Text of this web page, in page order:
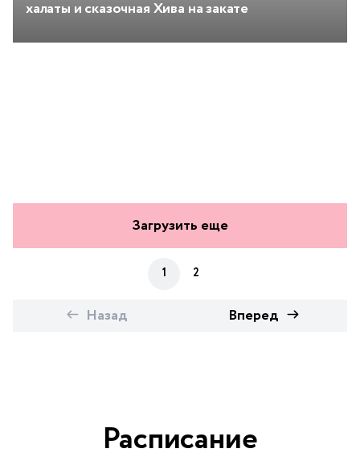
халаты и сказочная Хива на закате
Загрузить еще
1 2
Назад Вперед
Расписание